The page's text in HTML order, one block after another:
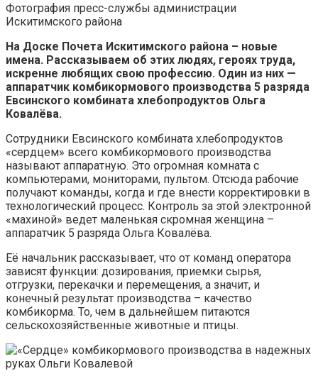
Фотография пресс-службы администрации
Искитимского района
На Доске Почета Искитимского района – новые
имена. Рассказываем об этих людях, героях труда,
искренне любящих свою профессию. Один из них —
аппаратчик комбикормового производства 5 разряда
Евсинского комбината хлебопродуктов Ольга
Ковалёва.
Сотрудники Евсинского комбината хлебопродуктов
«сердцем» всего комбикормового производства
называют аппаратную. Это огромная комната с
компьютерами, мониторами, пультом. Отсюда рабочие
получают команды, когда и где внести корректировки в
технологический процесс. Контроль за этой электронной
«махиной» ведет маленькая скромная женщина –
аппаратчик 5 разряда Ольга Ковалёва.
Её начальник рассказывает, что от команд оператора
зависят функции: дозирования, приемки сырья,
отгрузки, перекачки и перемещения, а значит, и
конечный результат производства – качество
комбикорма. То, чем в дальнейшем питаются
сельскохозяйственные животные и птицы.